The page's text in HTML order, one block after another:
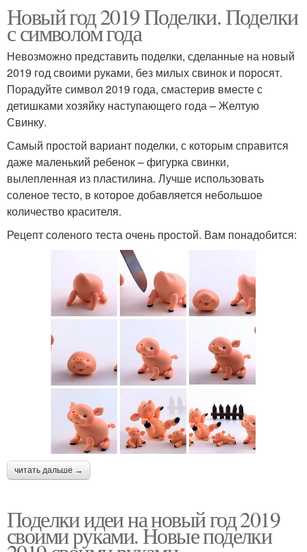
Новый год 2019 Поделки. Поделки
с символом года
Невозможно представить поделки, сделанные на новый
2019 год своими руками, без милых свинок и поросят.
Порадуйте символ 2019 года, смастерив вместе с
детишками хозяйку наступающего года – Желтую
Свинку.
Самый простой вариант поделки, с которым справится
даже маленький ребенок – фигурка свинки,
вылепленная из пластилина. Лучше использовать
соленое тесто, в которое добавляется небольшое
количество красителя.
Рецепт соленого теста очень простой. Вам понадобится:
читать дальше →
Поделки идеи на новый год 2019
своими руками. Новые поделки